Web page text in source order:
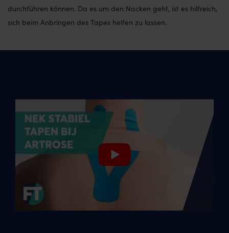
durchführen können. Da es um den Nacken geht, ist es hilfreich,
sich beim Anbringen des Tapes helfen zu lassen.